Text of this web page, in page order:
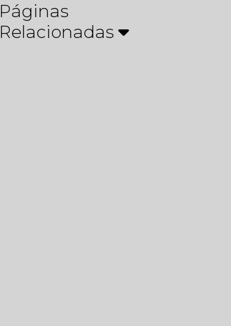
Páginas
Relacionadas